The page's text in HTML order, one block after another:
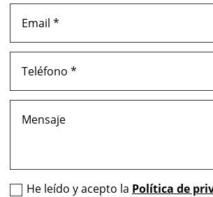
He leído y acepto la Política de